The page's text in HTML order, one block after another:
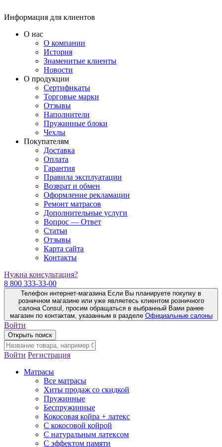
Информация для клиентов
О нас
О компании
История
Знаменитые клиенты
Новости
О продукции
Сертификаты
Торговые марки
Отзывы
Наполнители
Пружинные блоки
Чехлы
Покупателям
Доставка
Оплата
Гарантия
Правила эксплуатации
Возврат и обмен
Оформление рекламации
Ремонт матрасов
Дополнительные услуги
Вопрос — Ответ
Статьи
Отзывы
Карта сайта
Контакты
Нужна консультация?
8 800 333-33-00
Телефон интернет-магазина Если Вы планируете покупку в
розничном магазине или уже являетесь клиентом розничного
салона Consul, просим обращаться в выбранный Вами ранее
магазин по контактам, указанным в разделе Официальные салоны
Войти
Открыть поиск
Войти Регистрация
Матрасы
Все матрасы
Хиты продаж со скидкой
Пружинные
Беспружинные
Кокосовая койра + латекс
С кокосовой койрой
С натуральным латексом
С эффектом памяти